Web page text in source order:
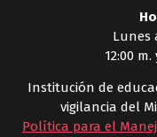
Lunes
12:00
Institución de
vigilancia del
Política para el